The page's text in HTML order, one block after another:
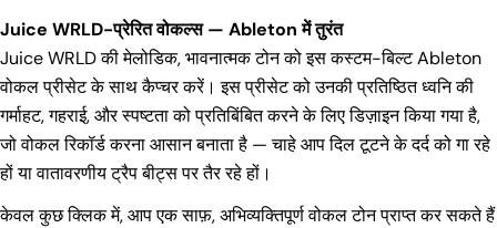
Juice WRLD-प्रेरित वोकल्स — Ableton में तुरंत
Juice WRLD की मेलोडिक, भावनात्मक टोन को इस कस्टम-बिल्ट Ableton
वोकल प्रीसेट के साथ कैप्चर करें। इस प्रीसेट को उनकी प्रतिष्ठित ध्वनि की
गर्माहट, गहराई, और स्पष्टता को प्रतिबिंबित करने के लिए डिज़ाइन किया गया है,
जो वोकल रिकॉर्ड करना आसान बनाता है — चाहे आप दिल टूटने के दर्द को गा रहे
हों या वातावरणीय ट्रैप बीट्स पर तैर रहे हों।
केवल कुछ क्लिक में, आप एक साफ़, अभिव्यक्तिपूर्ण वोकल टोन प्राप्त कर सकते हैं